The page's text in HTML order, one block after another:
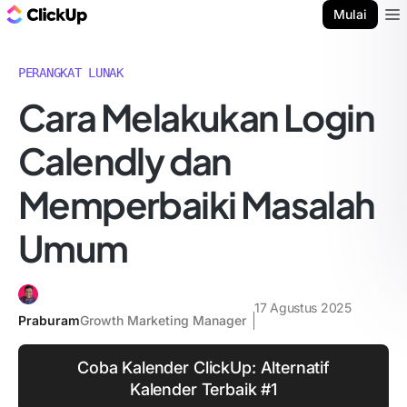
Mulai
PERANGKAT LUNAK
Cara Melakukan Login
Calendly dan
Memperbaiki Masalah
Umum
PraburamGrowth Marketing Manager
17 Agustus 2025
Coba Kalender ClickUp: Alternatif
Kalender Terbaik #1